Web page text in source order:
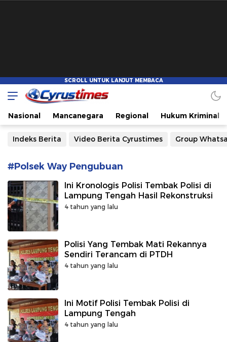
Cyrustimes.com
Cepat Tajam dan Akurat
Nasional Mancanegara Regional Hukum Kriminal
Indeks Berita Video Berita Cyrustimes Group
#Polsek Way Pengubuan
Ini Kronologis Polisi Tembak Polisi di
Lampung Tengah Hasil Rekonstruksi
4 tahun yang lalu
Polisi Yang Tembak Mati Rekannya
Sendiri Terancam di PTDH
4 tahun yang lalu
Ini Motif Polisi Tembak Polisi di
Lampung Tengah
4 tahun yang lalu